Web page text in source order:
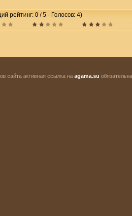
рейтинг: 0 / 5 - Голосов: 4)
сайта активная ссылка на agama.su